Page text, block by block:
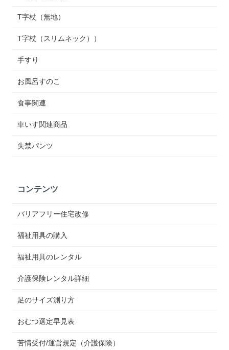
T字杖（無地）
T字杖（スリムネック））
手すり
お風呂すのこ
食事関連
車いす関連商品
失禁パンツ
コンテンツ
バリアフリー住宅改修
福祉用具の購入
福祉用具のレンタル
介護保険レンタル詳細
足のサイズ測り方
おむつ選定早見表
苦情受付/運営規定（介護保険）